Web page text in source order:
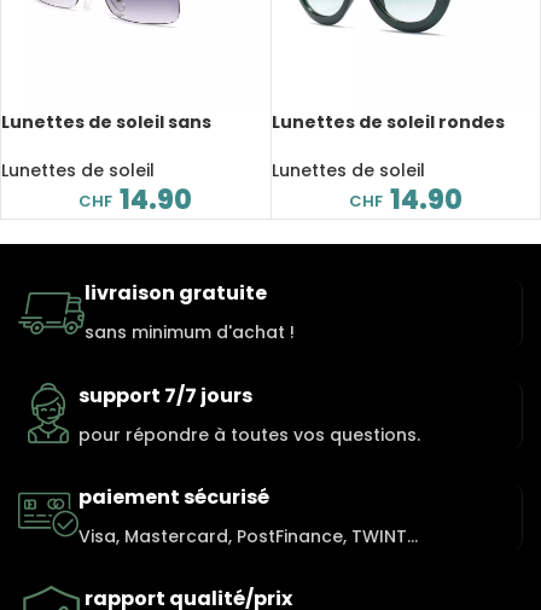
Lunettes de soleil sans
rectangulaires, dégradée
Lunettes de soleil
CHF 14.90
Lunettes de soleil rondes
rétro, UV400 Oculos
Lunettes de soleil
CHF 14.90
livraison gratuite
sans minimum d'achat !
support 7/7 jours
pour répondre à toutes vos questions.
paiement sécurisé
Visa, Mastercard, PostFinance, TWINT...
rapport qualité/prix